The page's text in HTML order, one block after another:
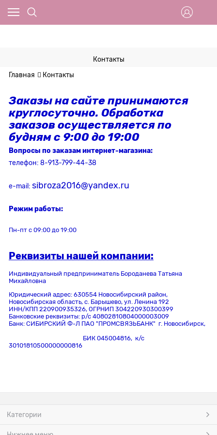
Контакты
Главная
Контакты
Заказы на сайте принимаются
круглосуточно. Обработка
заказов осуществляется по
будням с 9:00 до 19:00
Вопросы по заказам интернет-магазина:
телефон: 8-913-799-44-38
e-mail: sibroza2016@yandex.ru
Режим работы:
Пн-пт c 09:00 до 19:00
Реквизиты нашей компании:
Индивидуальный предприниматель Бороданева Татьяна
Михайловна
Юридический адрес: 630554 Новосибирский район,
Новосибирская область, с. Барышево, ул. Ленина 192
ИНН/КПП 220900935326, ОГРНИП 304220930300399
Банковские реквизиты: р/с 40802810804000003009
Банк: СИБИРСКИЙ Ф-Л ПАО "ПРОМСВЯЗЬБАНК" г. Новосибирск,
БИК 045004816, к/с
30101810500000000816
Категории